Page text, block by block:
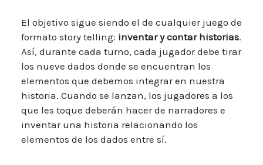
El objetivo sigue siendo el de cualquier juego de
formato story telling: inventar y contar historias.
Así, durante cada turno, cada jugador debe tirar
los nueve dados donde se encuentran los
elementos que debemos integrar en nuestra
historia. Cuando se lanzan, los jugadores a los
que les toque deberán hacer de narradores e
inventar una historia relacionando los
elementos de los dados entre sí.